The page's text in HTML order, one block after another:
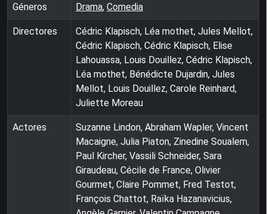
Géneros Drama, Comedia
Directores
Cédric Klapisch, Léa mothet, Jules Mellot,
Cédric Klapisch, Cédric Klapisch, Elise
Lahouassa, Louis Douillez, Cédric Klapisch,
Léa mothet, Bénédicte Dujardin, Jules
Mellot, Louis Douillez, Carole Reinhard,
Juliette Moreau
Actores
Suzanne Lindon, Abraham Wapler, Vincent
Macaigne, Julia Piaton, Zinedine Soualem,
Paul Kircher, Vassili Schneider, Sara
Giraudeau, Cécile de France, Olivier
Gourmet, Claire Pommet, Fred Testot,
François Chattot, Raïka Hazanavicius,